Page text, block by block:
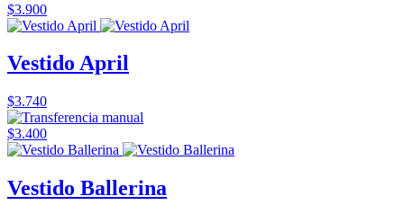
$3.900
Vestido April
$3.740
$3.400
Vestido Ballerina